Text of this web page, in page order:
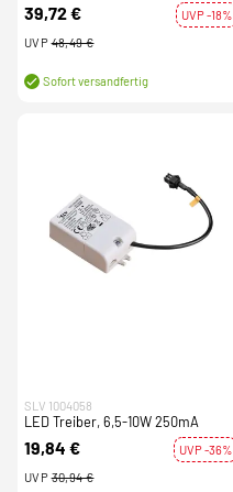
39,72 €
UVP -18%
UVP 48,49 €
Sofort versandfertig
SLV 1004058
LED Treiber, 6,5-10W 250mA
19,84 €
UVP -36%
UVP 30,94 €